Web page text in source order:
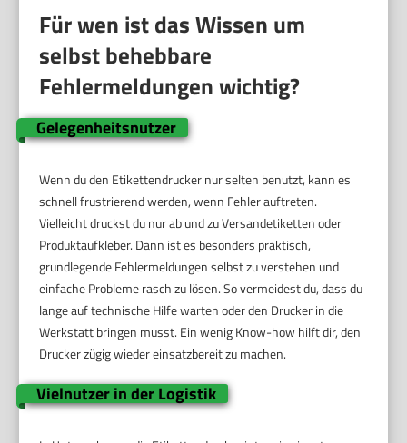
Für wen ist das Wissen um
selbst behebbare
Fehlermeldungen wichtig?
Gelegenheitsnutzer
Wenn du den Etikettendrucker nur selten benutzt, kann es
schnell frustrierend werden, wenn Fehler auftreten.
Vielleicht druckst du nur ab und zu Versandetiketten oder
Produktaufkleber. Dann ist es besonders praktisch,
grundlegende Fehlermeldungen selbst zu verstehen und
einfache Probleme rasch zu lösen. So vermeidest du, dass du
lange auf technische Hilfe warten oder den Drucker in die
Werkstatt bringen musst. Ein wenig Know-how hilft dir, den
Drucker zügig wieder einsatzbereit zu machen.
Vielnutzer in der Logistik